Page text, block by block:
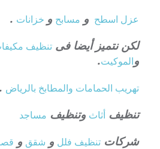
عزل اسطح و مسابح و خزانات .
لكن نتميز أيضا فى تنظيف
والموكيت.
تهريب الحمامات والمطابخ بالرياض .
تنظيف أثاث وتنظيف مساجد
شركات تنظيف فلل و شقق و